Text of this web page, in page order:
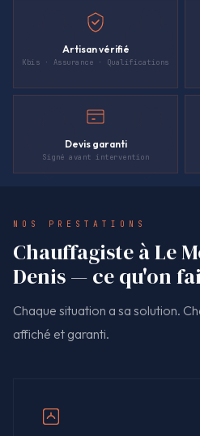
Artisan vérifié
Kbis · Assurance · Qualifications
Devis garanti
Signé avant intervention
NOS PRESTATIONS
Chauffagiste à Le
Denis — ce qu'on
Chaque situation a sa solution.
affiché et garanti.